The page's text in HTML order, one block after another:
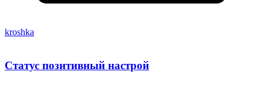
kroshka
Статус позитивный настрой